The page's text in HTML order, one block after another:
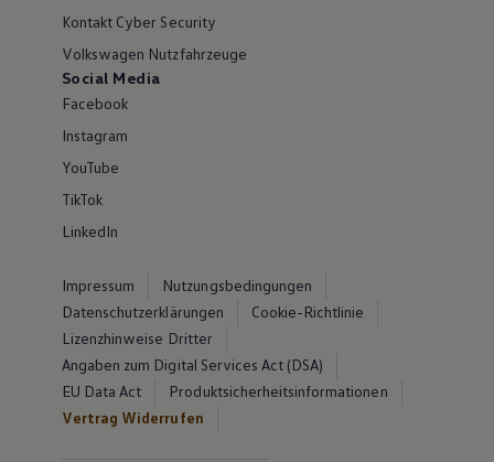
Kontakt Cyber Security
Volkswagen Nutzfahrzeuge
Social Media
Facebook
Instagram
YouTube
TikTok
LinkedIn
Impressum
Nutzungsbedingungen
Datenschutzerklärungen
Cookie-Richtlinie
Lizenzhinweise Dritter
Angaben zum Digital Services Act (DSA)
EU Data Act
Produktsicherheitsinformationen
Vertrag Widerrufen